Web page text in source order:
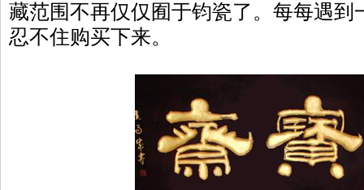
藏范围不再仅仅囿于钧瓷了。每每遇到
忍不住购买下来。